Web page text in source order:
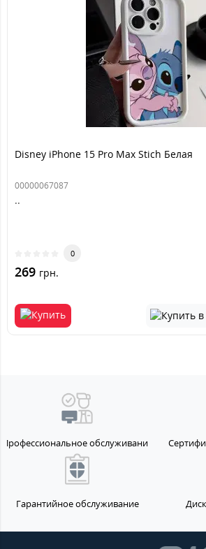
Disney iPhone 15 Pro Max Stich Белая
00000067087
..
0
269 грн.
Профессиональное обслуживание
Гарантийное обслуживание